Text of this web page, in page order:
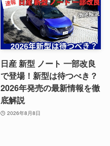
日産 新型 ノート 一部改良
で登場！新型は待つべき？
2026年発売の最新情報を徹
底解説
2026年8月8日